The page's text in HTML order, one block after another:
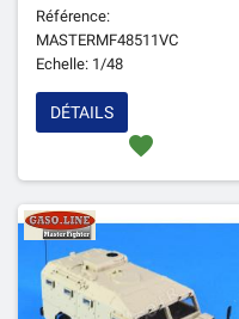
Référence:
MASTERMF48511VC
Echelle: 1/48
favorite
DÉTAILS